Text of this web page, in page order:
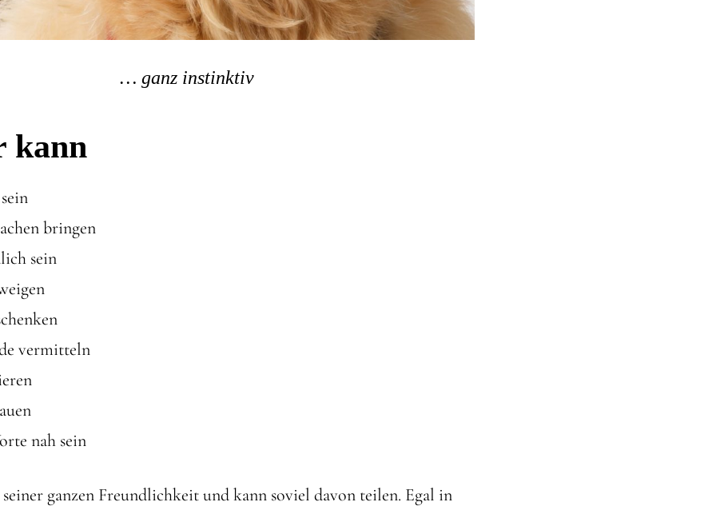
… ganz instinktiv
kann
bringen
sein
vermitteln
nah sein
ganzen Freundlichkeit und kann soviel davon teilen. Egal in